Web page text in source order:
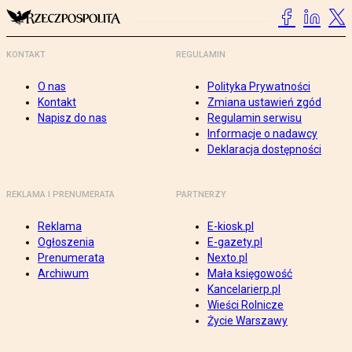
KONTAKT
O nas
Kontakt
Napisz do nas
REGULAMIN
Polityka Prywatności
Zmiana ustawień zgód
Regulamin serwisu
Informacje o nadawcy
Deklaracja dostępności
REKLAMA I PRENUMERATA
Reklama
Ogłoszenia
Prenumerata
Archiwum
PARTNERZY
E-kiosk.pl
E-gazety.pl
Nexto.pl
Mała księgowość
Kancelarierp.pl
Wieści Rolnicze
Życie Warszawy